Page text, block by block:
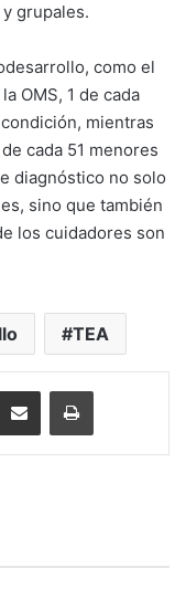
grupales.
como el
OMS, 1 de cada
mientras
cada 51 menores
diagnóstico no solo
sino que también
los cuidadores son
TEA
Enviar vía email Imprimir